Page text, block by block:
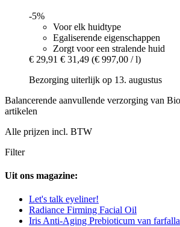
-5%
Voor elk huidtype
Egaliserende eigenschappen
Zorgt voor een stralende huid
€ 29,91 € 31,49 (€ 997,00 / l)
Bezorging uiterlijk op 13. augustus
Balancerende aanvullende verzorging van
artikelen
Alle prijzen incl. BTW
Filter
Uit ons magazine:
Let's talk eyeliner!
Radiance Firming Facial Oil
Iris Anti-Aging Prebioticum van farfalla